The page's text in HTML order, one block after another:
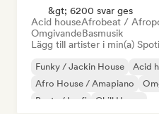
&gt; 6200 svar ges
Acid houseAfrobeat /
OmgivandeBasmusik
Lägg till artister i min(a)
Funky / Jackin House Acid
Afro House / Amapiano
Beats / Lo-fi
Chill House